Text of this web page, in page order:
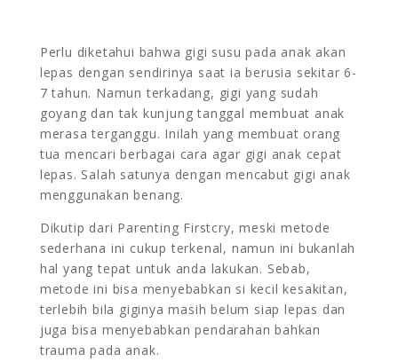
Perlu diketahui bahwa gigi susu pada anak akan
lepas dengan sendirinya saat ia berusia sekitar 6-
7 tahun. Namun terkadang, gigi yang sudah
goyang dan tak kunjung tanggal membuat anak
merasa terganggu. Inilah yang membuat orang
tua mencari berbagai cara agar gigi anak cepat
lepas. Salah satunya dengan mencabut gigi anak
menggunakan benang.
Dikutip dari Parenting Firstcry, meski metode
sederhana ini cukup terkenal, namun ini bukanlah
hal yang tepat untuk anda lakukan. Sebab,
metode ini bisa menyebabkan si kecil kesakitan,
terlebih bila giginya masih belum siap lepas dan
juga bisa menyebabkan pendarahan bahkan
trauma pada anak.